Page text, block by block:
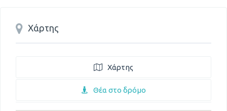
Χάρτης
Χάρτης
Θέα στο δρόμο